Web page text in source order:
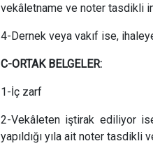
vekâletname ve noter tasdikli
4-Dernek veya vakıf ise,
C-ORTAK BELGELER:
1-İç zarf
2-Vekâleten iştirak ediliyor
yapıldığı yıla ait noter